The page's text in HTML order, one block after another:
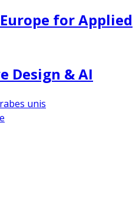
for Applied
Design & AI
unis